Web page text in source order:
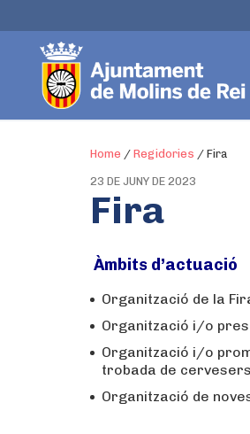
Home / Regidories / Fira
23 DE JUNY DE 2023
Fira
Àmbits d’actuació
Organització de la
Organització i/o
Organització i/o
trobada de
Organització de